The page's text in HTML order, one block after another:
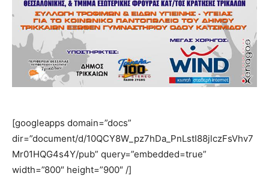
[googleapps domain=”docs”
dir=”document/d/10QCY8W_pz7hDa_PnLstI88jlczFsVhv7
Mr01HQG4s4Y/pub” query=”embedded=true”
width=”800″ height=”900″ /]